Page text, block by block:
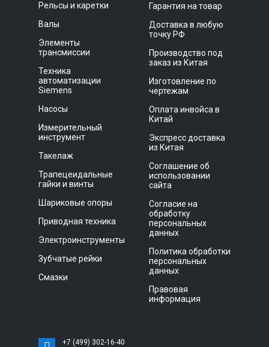
Рельсы и каретки
Валы
Элементы
трансмиссии
Техника
автоматизации
Siemens
Насосы
Измерительный
инструмент
Такелаж
Трапецеидальные
гайки и винты
Шариковые опоры
Приводная техника
Электроинструменты
Зубчатые рейки
Смазки
Гарантия на товар
Доставка в любую
точку РФ
Производство под
заказ из Китая
Изготовление по
чертежам
Оплата инвойса в
Китай
Экспресс доставка
из Китая
Соглашение об
использовании
сайта
Согласие на
обработку
персональных
данных
Политика обработки
персональных
данных
Правовая
информация
+7 (499) 302-16-40